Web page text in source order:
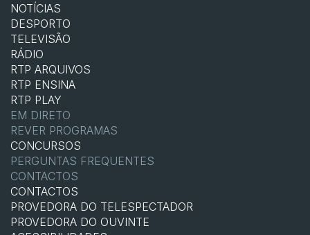
NOTÍCIAS
DESPORTO
TELEVISÃO
RÁDIO
RTP ARQUIVOS
RTP ENSINA
RTP PLAY
EM DIRETO
REVER PROGRAMAS
CONCURSOS
PERGUNTAS FREQUENTES
CONTACTOS
CONTACTOS
PROVEDORA DO TELESPECTADOR
PROVEDORA DO OUVINTE